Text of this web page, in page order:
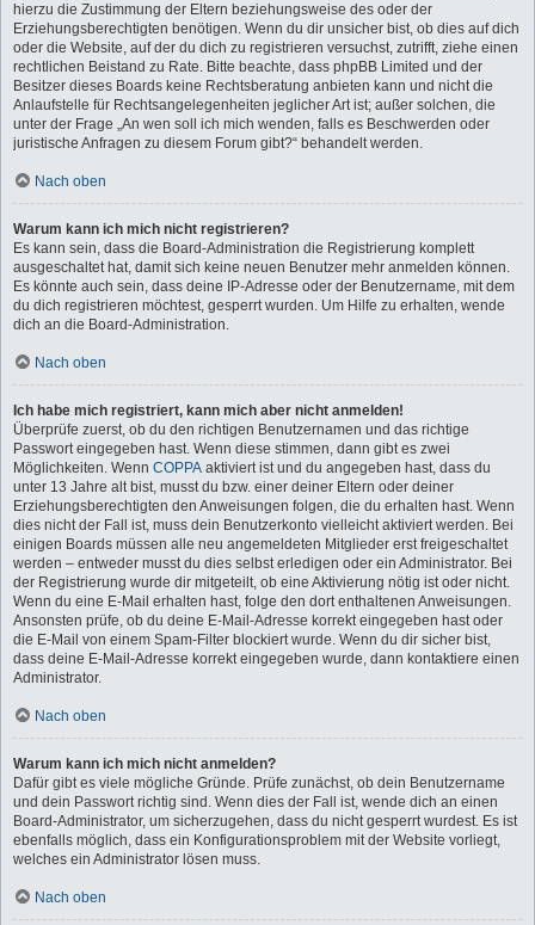
hierzu die Zustimmung der Eltern beziehungsweise des oder der
Erziehungsberechtigten benötigen. Wenn du dir unsicher bist, ob dies auf dich
oder die Website, auf der du dich zu registrieren versuchst, zutrifft, ziehe einen
rechtlichen Beistand zu Rate. Bitte beachte, dass phpBB Limited und der
Besitzer dieses Boards keine Rechtsberatung anbieten kann und nicht die
Anlaufstelle für Rechtsangelegenheiten jeglicher Art ist; außer solchen, die
unter der Frage „An wen soll ich mich wenden, falls es Beschwerden oder
juristische Anfragen zu diesem Forum gibt?“ behandelt werden.
Nach oben
Warum kann ich mich nicht registrieren?
Es kann sein, dass die Board-Administration die Registrierung komplett
ausgeschaltet hat, damit sich keine neuen Benutzer mehr anmelden können.
Es könnte auch sein, dass deine IP-Adresse oder der Benutzername, mit dem
du dich registrieren möchtest, gesperrt wurden. Um Hilfe zu erhalten, wende
dich an die Board-Administration.
Nach oben
Ich habe mich registriert, kann mich aber nicht anmelden!
Überprüfe zuerst, ob du den richtigen Benutzernamen und das richtige
Passwort eingegeben hast. Wenn diese stimmen, dann gibt es zwei
Möglichkeiten. Wenn COPPA aktiviert ist und du angegeben hast, dass du
unter 13 Jahre alt bist, musst du bzw. einer deiner Eltern oder deiner
Erziehungsberechtigten den Anweisungen folgen, die du erhalten hast. Wenn
dies nicht der Fall ist, muss dein Benutzerkonto vielleicht aktiviert werden. Bei
einigen Boards müssen alle neu angemeldeten Mitglieder erst freigeschaltet
werden – entweder musst du dies selbst erledigen oder ein Administrator. Bei
der Registrierung wurde dir mitgeteilt, ob eine Aktivierung nötig ist oder nicht.
Wenn du eine E-Mail erhalten hast, folge den dort enthaltenen Anweisungen.
Ansonsten prüfe, ob du deine E-Mail-Adresse korrekt eingegeben hast oder
die E-Mail von einem Spam-Filter blockiert wurde. Wenn du dir sicher bist,
dass deine E-Mail-Adresse korrekt eingegeben wurde, dann kontaktiere einen
Administrator.
Nach oben
Warum kann ich mich nicht anmelden?
Dafür gibt es viele mögliche Gründe. Prüfe zunächst, ob dein Benutzername
und dein Passwort richtig sind. Wenn dies der Fall ist, wende dich an einen
Board-Administrator, um sicherzugehen, dass du nicht gesperrt wurdest. Es ist
ebenfalls möglich, dass ein Konfigurationsproblem mit der Website vorliegt,
welches ein Administrator lösen muss.
Nach oben